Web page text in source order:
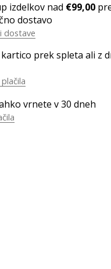
izdelkov nad €99,00
dostavo
dostave
kartico prek spleta ali z
vrnete v 30 dneh